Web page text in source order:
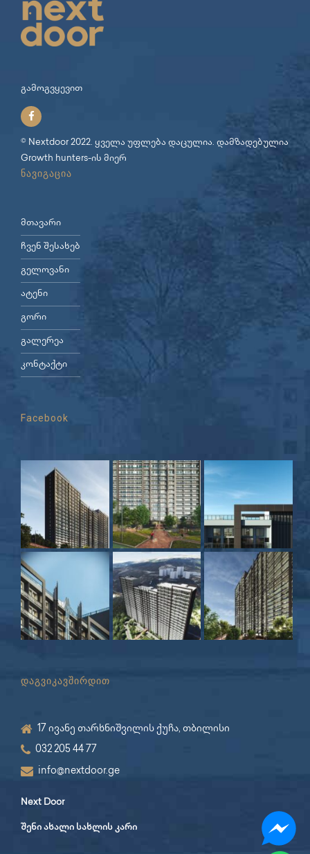
გამოგვყევით
© Nextdoor 2022. ყველა უფლება დაცულია. დამზადებულია
Growth hunters-ის მიერ
ნავიგაცია
მთავარი
ჩვენ შესახებ
გელოვანი
ატენი
გორი
გალერეა
კონტაქტი
Facebook
დაგვიკავშირდით
17 ივანე თარხნიშვილის ქუჩა, თბილისი
032 205 44 77
info@nextdoor.ge
Next Door
შენი ახალი სახლის კარი